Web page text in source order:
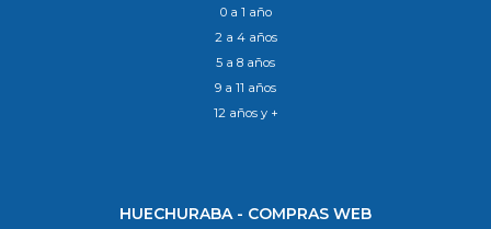
0 a 1 año
2 a 4 años
5 a 8 años
9 a 11 años
12 años y +
HUECHURABA - COMPRAS WEB